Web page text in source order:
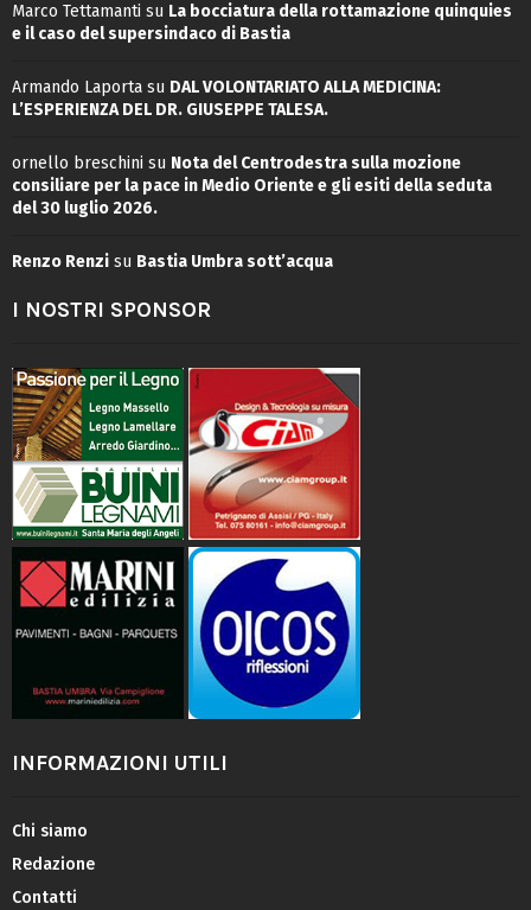
Marco Tettamanti su La bocciatura della rottamazione quinquies
e il caso del supersindaco di Bastia
Armando Laporta su DAL VOLONTARIATO ALLA MEDICINA:
L’ESPERIENZA DEL DR. GIUSEPPE TALESA.
ornello breschini su Nota del Centrodestra sulla mozione
consiliare per la pace in Medio Oriente e gli esiti della seduta
del 30 luglio 2026.
Renzo Renzi su Bastia Umbra sott’acqua
I NOSTRI SPONSOR
INFORMAZIONI UTILI
Chi siamo
Redazione
Contatti